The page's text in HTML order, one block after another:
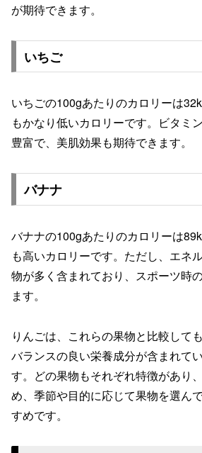
が期待できます。
いちご
いちごの100gあたりのカロリーは
もかなり低いカロリーです。ビタミ
豊富で、美肌効果も期待できます。
バナナ
バナナの100gあたりのカロリーは
も高いカロリーです。ただし、エネ
物が多く含まれており、スポーツ時
ます。
りんごは、これらの果物と比較して
バランスの良い栄養成分が含まれて
す。どの果物もそれぞれ特徴があり
め、季節や目的に応じて果物を選ん
すめです。